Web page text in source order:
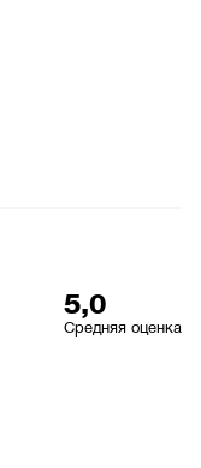
5,0
Средняя оценка